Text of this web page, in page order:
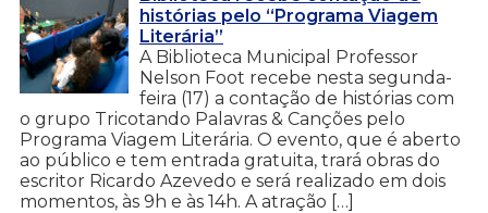
histórias pelo “Programa Viagem
Literária”
A Biblioteca Municipal Professor
Nelson Foot recebe nesta segunda-
feira (17) a contação de histórias com
o grupo Tricotando Palavras & Canções pelo
Programa Viagem Literária. O evento, que é aberto
ao público e tem entrada gratuita, trará obras do
escritor Ricardo Azevedo e será realizado em dois
momentos, às 9h e às 14h. A atração […]